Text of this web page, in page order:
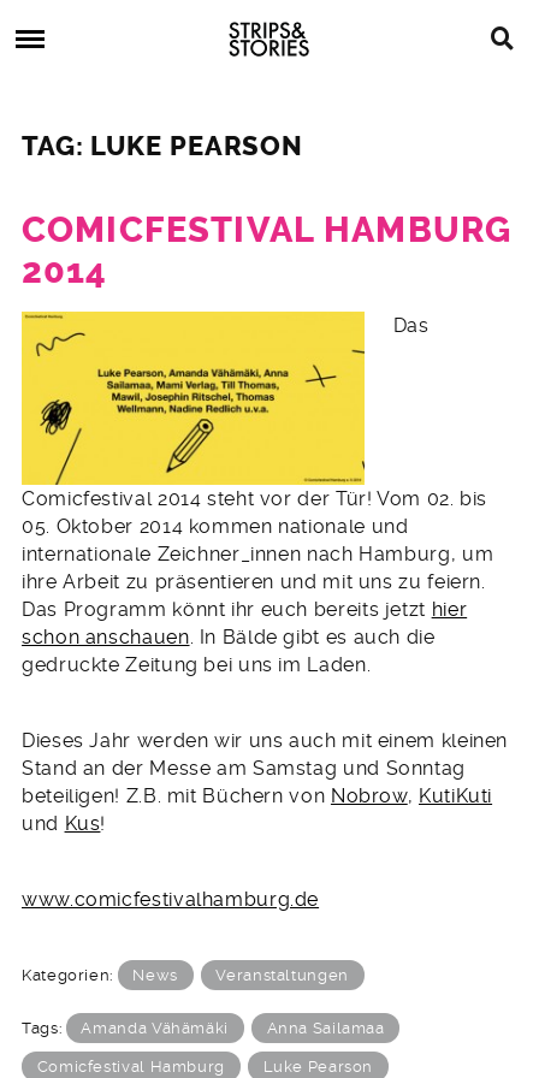
to
Strips
&
Stories
Comics,
TAG: LUKE PEARSON
COMICFESTIVAL HAMBURG
2014
7.
September
Das
Comicfestival 2014 steht vor der Tür! Vom 02. bis
05. Oktober 2014 kommen nationale und
internationale Zeichner_innen nach Hamburg, um
ihre Arbeit zu präsentieren und mit uns zu feiern.
Das Programm könnt ihr euch bereits jetzt hier
schon anschauen. In Bälde gibt es auch die
gedruckte Zeitung bei uns im Laden.
Dieses Jahr werden wir uns auch mit einem kleinen
Stand an der Messe am Samstag und Sonntag
beteiligen! Z.B. mit Büchern von Nobrow, KutiKuti
und Kus!
www.comicfestivalhamburg.de
Kategorien: News Veranstaltungen
Tags: Amanda Vähämäki Anna Sailamaa
Comicfestival Hamburg Luke Pearson